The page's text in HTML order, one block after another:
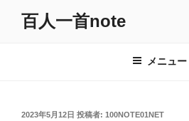
百人一首note
メニュー
投
2023年5月12日 投稿者: 100NOTE01NET